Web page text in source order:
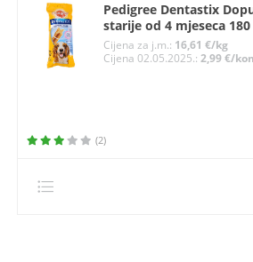
Pedigree Dentastix
starije od 4 mjeseca 180
Cijena za j.m.: 16,61 €/kg
Cijena 02.05.2025.: 2,99 €/
(2)